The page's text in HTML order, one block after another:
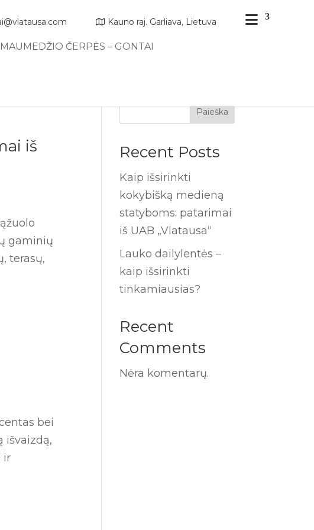
Kauno raj. Garliava, Lietuva
MAUMEDŽIO ČERPĖS – GONTAI
iš
gaminių
terasų,
bei
išvaizdą,
ir
Paieška
Recent Posts
Kaip išsirinkti
kokybišką medieną
statyboms: patarimai
iš UAB „Vlatausa“
Lauko dailylentės –
kaip išsirinkti
tinkamiausias?
Recent
Comments
Nėra komentarų.